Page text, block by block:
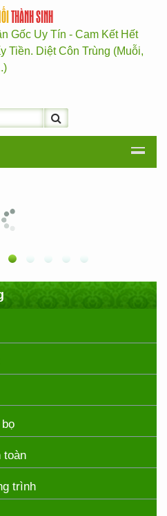
THÀNH SINH
Gốc Uy Tín - Cam Kết Hết
Tiền. Diệt Côn Trùng (Muỗi,
toàn
trình